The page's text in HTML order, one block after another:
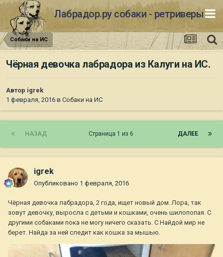
Лабрадор.ру собаки - ретриверы
Собаки на ИС
Чёрная девочка лабрадора из Калуги на ИС.
Автор igrek
1 февраля, 2016 в Собаки на ИС
НАЗАД ДАЛЕЕ
Страница 1 из 6
igrek
Опубликовано 1 февраля, 2016
Чёрная девочка лабрадора, 2 года, ищет новый дом. Лора, так
зовут девочку, выросла с детьми и кошками, очень шилопопая. С
другими собаками пока не могу ничего сказать. С Найдой мир не
берет. Найда за ней следит как кошка за мышью.